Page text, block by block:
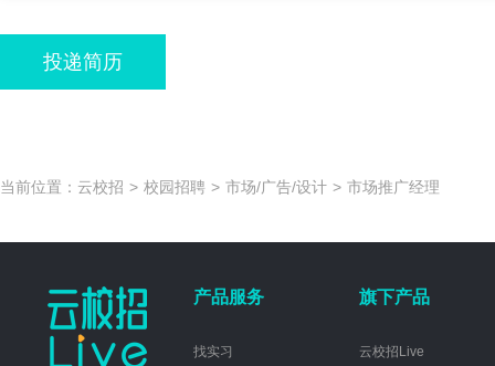
投递简历
当前位置： 云校招 > 校园招聘 > 市场/广告/设计 > 市场推广经理
产品服务
找实习
旗下产品
云校招Live